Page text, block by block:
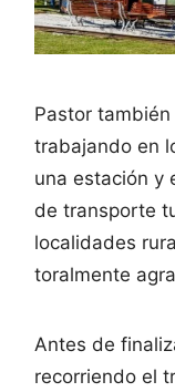
Pastor
trabajando en
una estación y
de transporte
localidades
toralmente
Antes de
recorriendo el